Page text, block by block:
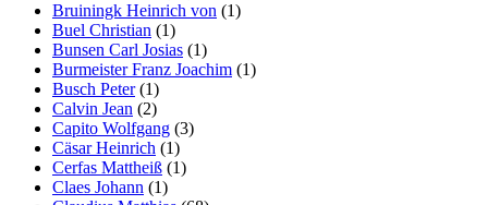
Bruiningk Heinrich von (1)
Buel Christian (1)
Bunsen Carl Josias (1)
Burmeister Franz Joachim (1)
Busch Peter(1)
Calvin Jean (2)
Capito Wolfgang (3)
Cäsar Heinrich (1)
Cerfas Mattheiß (1)
Claes Johann (1)